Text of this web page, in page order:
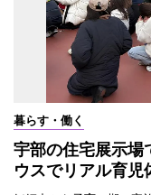
暮らす・働く
宇部の住宅展示
ウスでリアル育児